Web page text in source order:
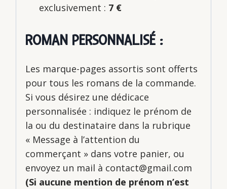
exclusivement : 7 €
ROMAN PERSONNALISÉ :
Les marque-pages assortis sont offerts
pour tous les romans de la commande.
Si vous désirez une dédicace
personnalisée : indiquez le prénom de
la ou du destinataire dans la rubrique
« Message à l’attention du
commerçant » dans votre panier, ou
envoyez un mail à contact@gmail.com
(Si aucune mention de prénom n’est